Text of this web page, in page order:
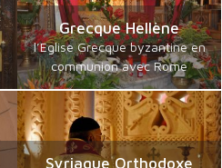
Grecque Hellène
l’Eglise Grecque byzantine en
communion avec Rome
Syriaque Orthodoxe